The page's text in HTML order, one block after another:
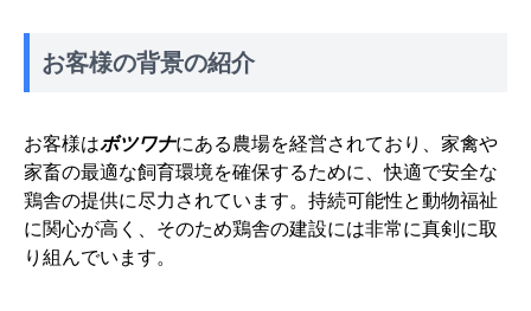
お客様の背景の紹介
お客様はボツワナにある農場を経営されており、家禽や
家畜の最適な飼育環境を確保するために、快適で安全な
鶏舎の提供に尽力されています。持続可能性と動物福祉
に関心が高く、そのため鶏舎の建設には非常に真剣に取
り組んでいます。